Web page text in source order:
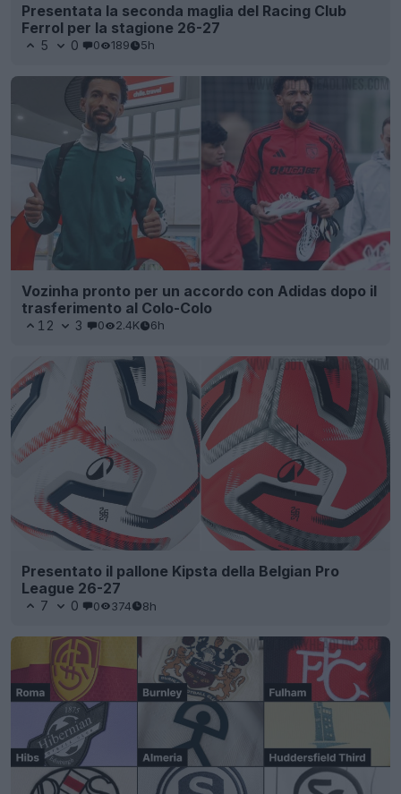
Presentata la seconda maglia del Racing Club
Ferrol per la stagione 26-27
5 0 0 189 5h
Vozinha pronto per un accordo con Adidas dopo il
trasferimento al Colo-Colo
12 3 0 2.4K 6h
Presentato il pallone Kipsta della Belgian Pro
League 26-27
7 0 0 374 8h